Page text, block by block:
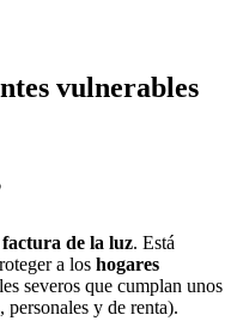
vulnerables
factura de la luz. Está
a los hogares
severos que cumplan unos
y de renta).